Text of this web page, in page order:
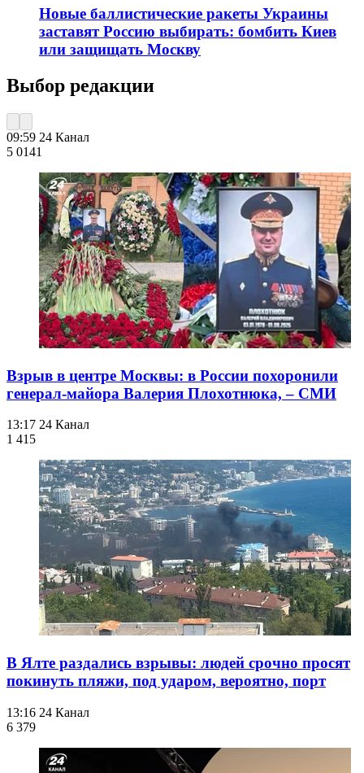
Новые баллистические ракеты Украины
заставят Россию выбирать: бомбить Киев
или защищать Москву
Выбор редакции
09:59 24 Канал
5 0141
Взрыв в центре Москвы: в России похоронили
генерал-майора Валерия Плохотнюка, – СМИ
13:17 24 Канал
1 415
В Ялте раздались взрывы: людей срочно просят
покинуть пляжи, под ударом, вероятно, порт
13:16 24 Канал
6 379